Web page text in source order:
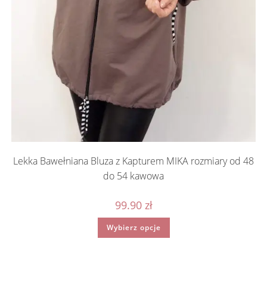
Lekka Bawełniana Bluza z Kapturem MIKA rozmiary od 48
do 54 kawowa
99.90 zł
Wybierz opcje
Ten
ma